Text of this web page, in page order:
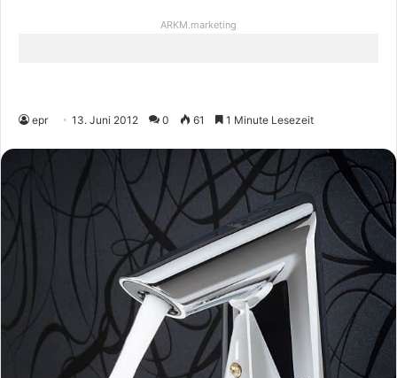
ARKM.marketing
epr 13. Juni 2012 0 61 1 Minute Lesezeit